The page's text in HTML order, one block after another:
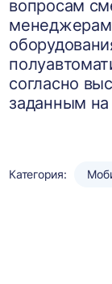
вопросам
согласно
заданным на
Категория: